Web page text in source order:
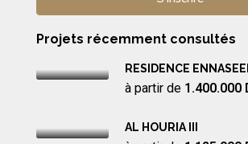
Projets récemment consultés
RESIDENCE
à partir de 1.400.000
AL HOURIA III